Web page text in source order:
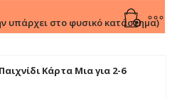
υπάρχει στο φυσικό κατάστημα)
Κάρτα Μια για 2-6